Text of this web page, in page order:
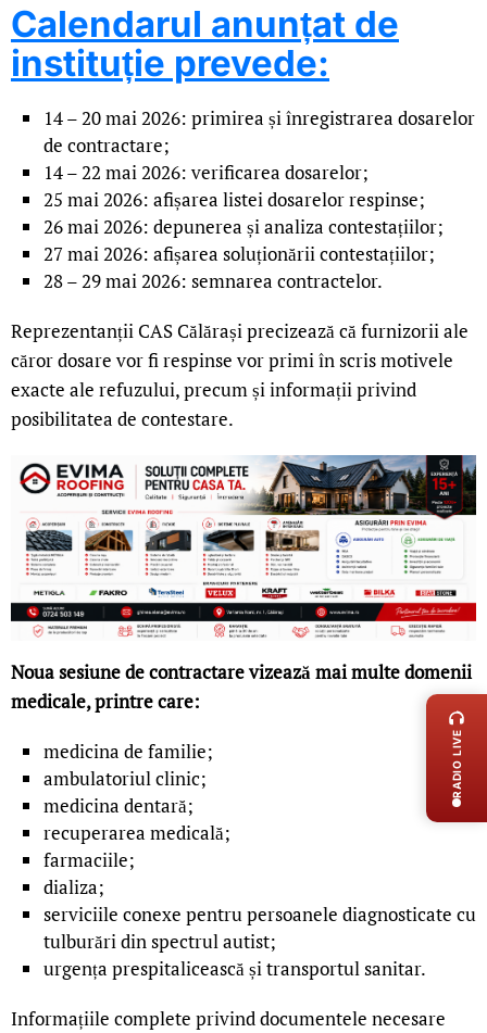
Calendarul anunțat de
instituție prevede:
14 – 20 mai 2026: primirea și înregistrarea dosarelor
de contractare;
14 – 22 mai 2026: verificarea dosarelor;
25 mai 2026: afișarea listei dosarelor respinse;
26 mai 2026: depunerea și analiza contestațiilor;
27 mai 2026: afișarea soluționării contestațiilor;
28 – 29 mai 2026: semnarea contractelor.
Reprezentanții CAS Călărași precizează că furnizorii ale
căror dosare vor fi respinse vor primi în scris motivele
exacte ale refuzului, precum și informații privind
posibilitatea de contestare.
Noua sesiune de contractare vizează mai multe domenii
medicale, printre care:
medicina de familie;
ambulatoriul clinic;
medicina dentară;
recuperarea medicală;
farmaciile;
dializa;
serviciile conexe pentru persoanele diagnosticate cu
tulburări din spectrul autist;
urgența prespitalicească și transportul sanitar.
Informațiile complete privind documentele necesare
LIVE
RADIO LIVE